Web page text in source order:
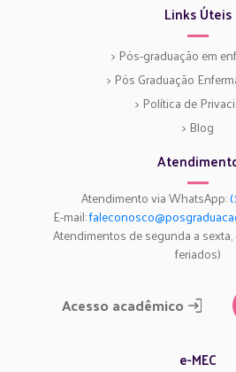
Links Úteis
> Pós-graduação em
> Pós Graduação
> Política de
> Blog
Atendimento via WhatsApp:
E-mail:
Atendimentos de segunda a
feriados)
Acesso acadêmico
e-MEC